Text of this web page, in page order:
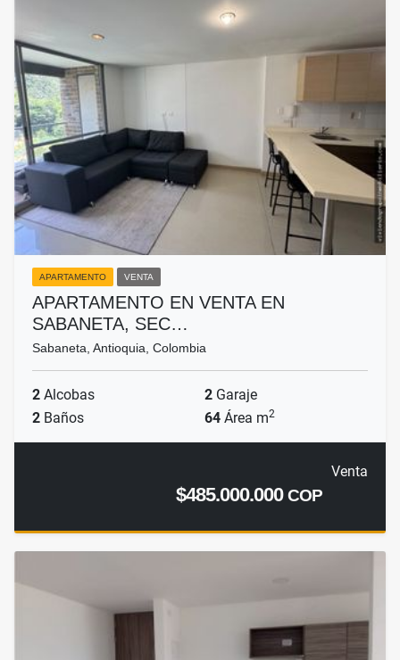
APARTAMENTO VENTA
APARTAMENTO EN VENTA EN
SABANETA, SEC…
Sabaneta, Antioquia, Colombia
2 Alcobas 2 Garaje
2 Baños 64 Área m2
Venta
$485.000.000COP